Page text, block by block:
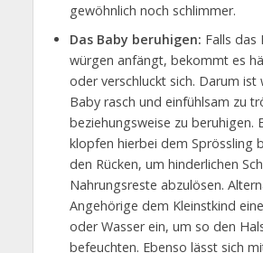
gewöhnlich noch schlimmer.
Das Baby beruhigen: Falls das
würgen anfängt, bekommt es
oder verschluckt sich. Darum ist
Baby rasch und einfühlsam zu
beziehungsweise zu beruhigen.
klopfen hierbei dem Sprössling
den Rücken, um hinderlichen
Nahrungsreste abzulösen.
Angehörige dem Kleinstkind
oder Wasser ein, um so den
befeuchten. Ebenso lässt sich